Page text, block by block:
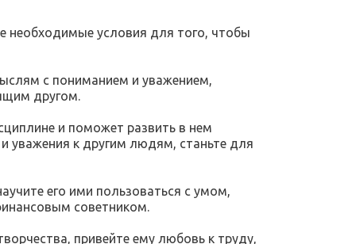
необходимые условия для того, чтобы
с пониманием и уважением,
другом. ⠀
и поможет развить в нем
уважения к другим людям, станьте для
его ими пользоваться с умом,
советником. ⠀
привейте ему любовь к труду,